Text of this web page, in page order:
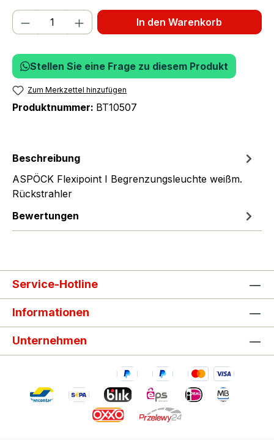
Produkt Anzahl: Gib den gewünschten
In den Warenkorb
Stellen Sie eine Frage zu diesem Produkt
Zum Merkzettel hinzufügen
Produktnummer: BT10507
Beschreibung
ASPÖCK Flexipoint I Begrenzungsleuchte weißm.
Rückstrahler
Bewertungen
Service-Hotline
Informationen
Unternehmen